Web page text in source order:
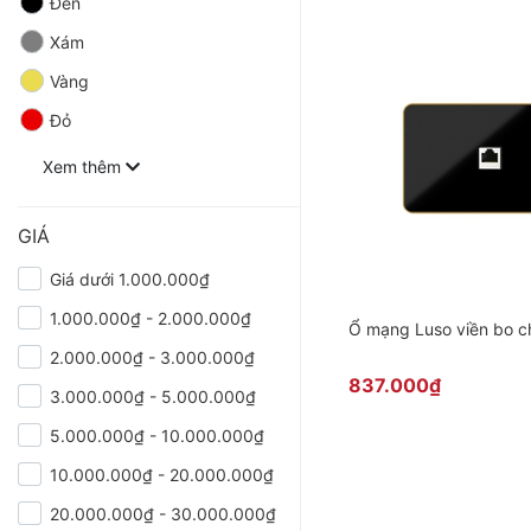
Xám
Vàng
Đỏ
Xem thêm
GIÁ
Giá dưới 1.000.000₫
1.000.000₫ - 2.000.000₫
2.000.000₫ - 3.000.000₫
3.000.000₫ - 5.000.000₫
5.000.000₫ - 10.000.000₫
10.000.000₫ - 20.000.000₫
20.000.000₫ - 30.000.000₫
Ổ mạng Luso
837.000₫